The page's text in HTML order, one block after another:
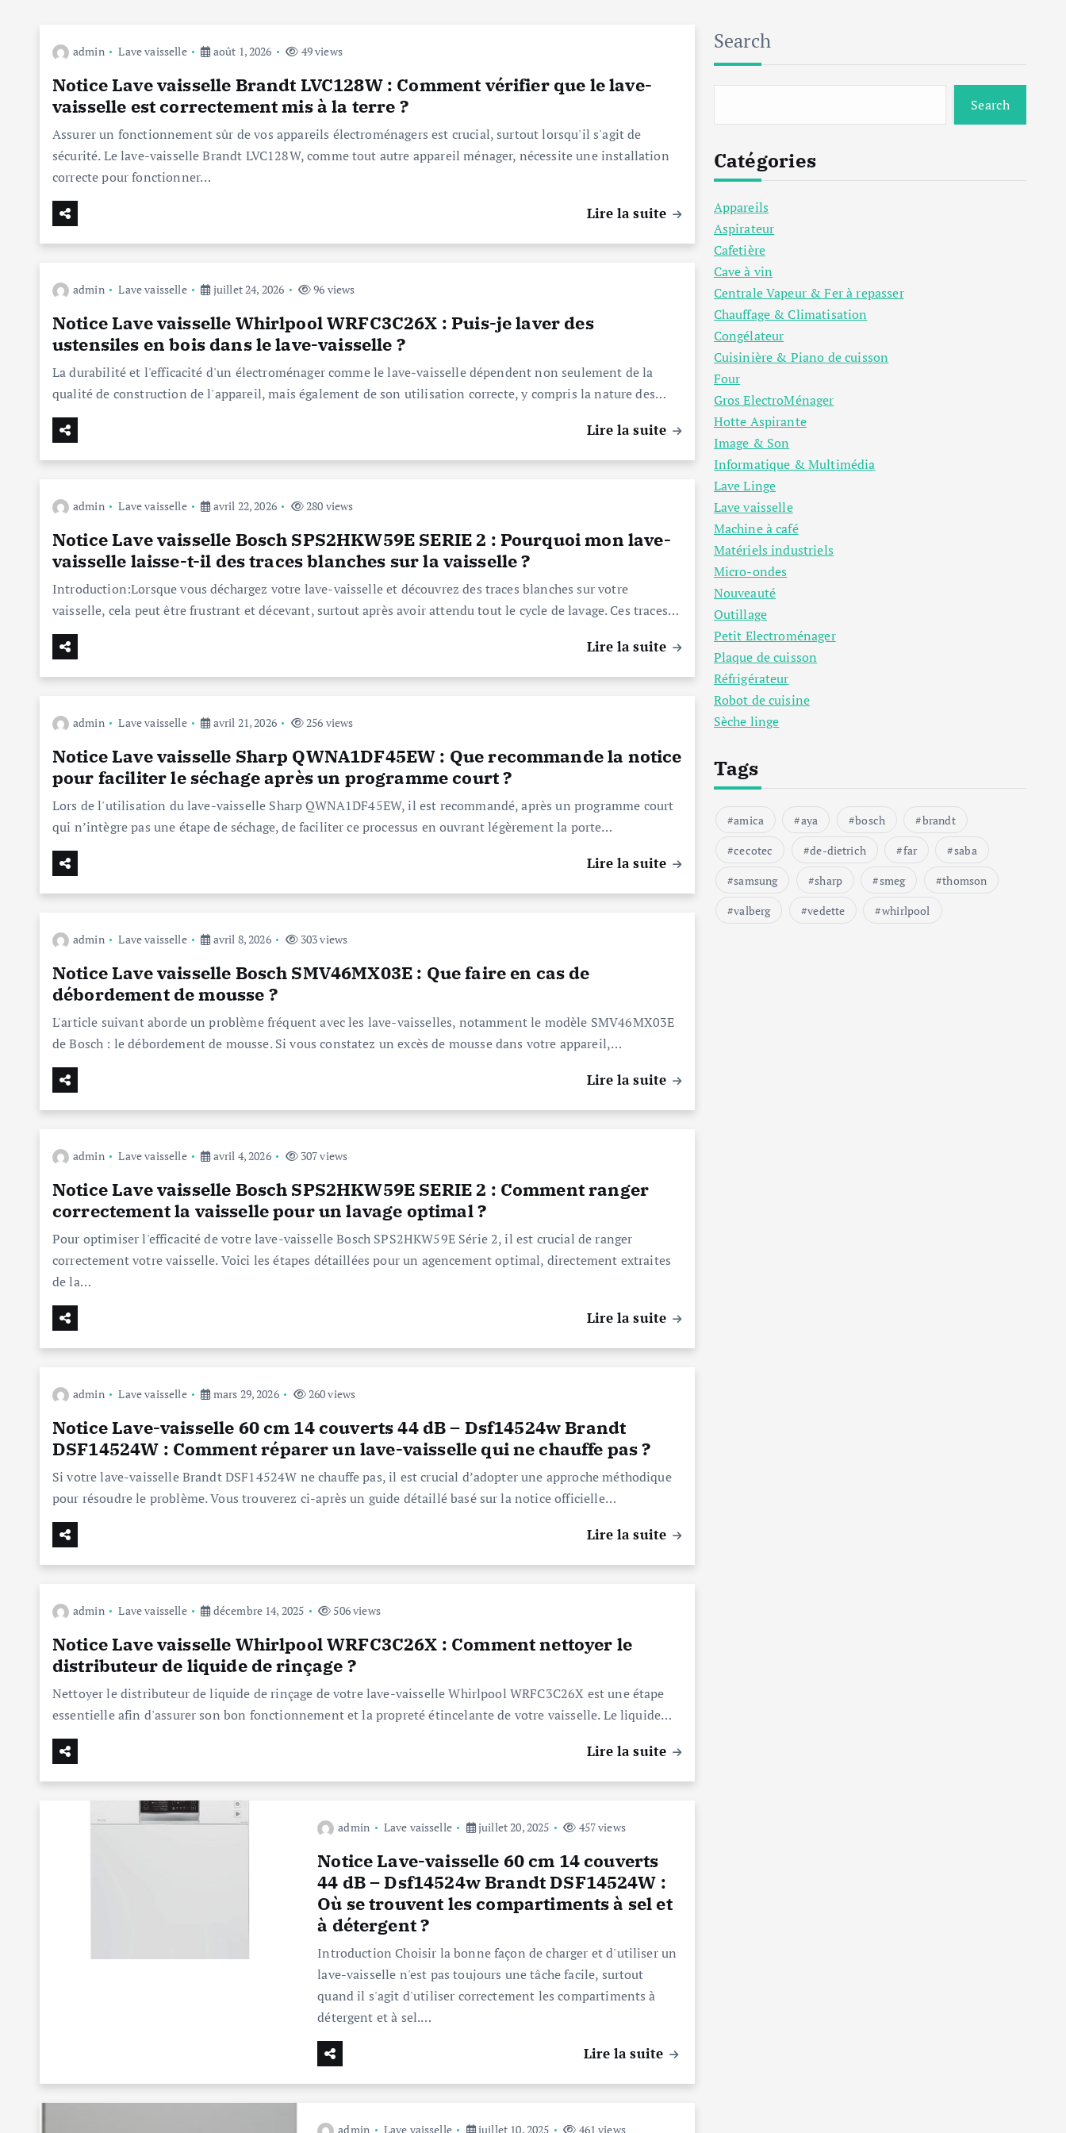
admin Lave vaisselle août 1, 2026 49 views
Notice Lave vaisselle Brandt LVC128W : Comment vérifier que le lave-
vaisselle est correctement mis à la terre ?
Assurer un fonctionnement sûr de vos appareils électroménagers est crucial, surtout lorsqu'il s'agit de
sécurité. Le lave-vaisselle Brandt LVC128W, comme tout autre appareil ménager, nécessite une installation
correcte pour fonctionner…
Lire la suite
admin Lave vaisselle juillet 24, 2026 96 views
Notice Lave vaisselle Whirlpool WRFC3C26X : Puis-je laver des
ustensiles en bois dans le lave-vaisselle ?
La durabilité et l'efficacité d'un électroménager comme le lave-vaisselle dépendent non seulement de la
qualité de construction de l'appareil, mais également de son utilisation correcte, y compris la nature des…
Lire la suite
admin Lave vaisselle avril 22, 2026 280 views
Notice Lave vaisselle Bosch SPS2HKW59E SERIE 2 : Pourquoi mon lave-
vaisselle laisse-t-il des traces blanches sur la vaisselle ?
Introduction:Lorsque vous déchargez votre lave-vaisselle et découvrez des traces blanches sur votre
vaisselle, cela peut être frustrant et décevant, surtout après avoir attendu tout le cycle de lavage. Ces traces…
Lire la suite
admin Lave vaisselle avril 21, 2026 256 views
Notice Lave vaisselle Sharp QWNA1DF45EW : Que recommande la notice
pour faciliter le séchage après un programme court ?
Lors de l'utilisation du lave-vaisselle Sharp QWNA1DF45EW, il est recommandé, après un programme court
qui n’intègre pas une étape de séchage, de faciliter ce processus en ouvrant légèrement la porte…
Lire la suite
admin Lave vaisselle avril 8, 2026 303 views
Notice Lave vaisselle Bosch SMV46MX03E : Que faire en cas de
débordement de mousse ?
L'article suivant aborde un problème fréquent avec les lave-vaisselles, notamment le modèle SMV46MX03E
de Bosch : le débordement de mousse. Si vous constatez un excès de mousse dans votre appareil,…
Lire la suite
admin Lave vaisselle avril 4, 2026 307 views
Notice Lave vaisselle Bosch SPS2HKW59E SERIE 2 : Comment ranger
correctement la vaisselle pour un lavage optimal ?
Pour optimiser l'efficacité de votre lave-vaisselle Bosch SPS2HKW59E Série 2, il est crucial de ranger
correctement votre vaisselle. Voici les étapes détaillées pour un agencement optimal, directement extraites
de la…
Lire la suite
admin Lave vaisselle mars 29, 2026 260 views
Notice Lave-vaisselle 60 cm 14 couverts 44 dB – Dsf14524w Brandt
DSF14524W : Comment réparer un lave-vaisselle qui ne chauffe pas ?
Si votre lave-vaisselle Brandt DSF14524W ne chauffe pas, il est crucial d’adopter une approche méthodique
pour résoudre le problème. Vous trouverez ci-après un guide détaillé basé sur la notice officielle…
Lire la suite
admin Lave vaisselle décembre 14, 2025 506 views
Notice Lave vaisselle Whirlpool WRFC3C26X : Comment nettoyer le
distributeur de liquide de rinçage ?
Nettoyer le distributeur de liquide de rinçage de votre lave-vaisselle Whirlpool WRFC3C26X est une étape
essentielle afin d'assurer son bon fonctionnement et la propreté étincelante de votre vaisselle. Le liquide…
Lire la suite
admin Lave vaisselle juillet 20, 2025 457 views
Notice Lave-vaisselle 60 cm 14 couverts
44 dB – Dsf14524w Brandt DSF14524W :
Où se trouvent les compartiments à sel et
à détergent ?
Introduction Choisir la bonne façon de charger et d'utiliser un
lave-vaisselle n'est pas toujours une tâche facile, surtout
quand il s'agit d'utiliser correctement les compartiments à
détergent et à sel.…
Lire la suite
admin Lave vaisselle juillet 10, 2025 461 views
Search
Search
Catégories
Appareils
Aspirateur
Cafetière
Cave à vin
Centrale Vapeur & Fer à repasser
Chauffage & Climatisation
Congélateur
Cuisinière & Piano de cuisson
Four
Gros ElectroMénager
Hotte Aspirante
Image & Son
Informatique & Multimédia
Lave Linge
Lave vaisselle
Machine à café
Matériels industriels
Micro-ondes
Nouveauté
Outillage
Petit Electroménager
Plaque de cuisson
Réfrigérateur
Robot de cuisine
Sèche linge
Tags
amica aya bosch
brandt
cecotec
de-dietrich far
saba
samsung
sharp smeg
thomson
valberg
vedette whirlpool